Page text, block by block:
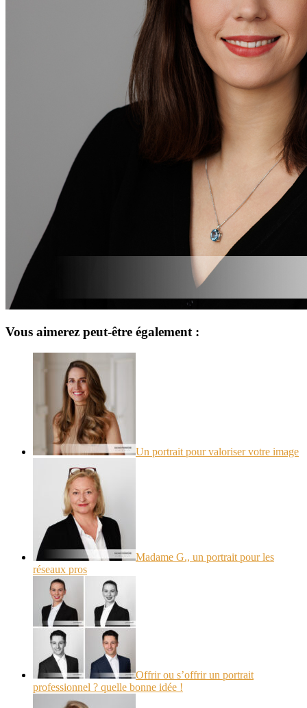
Vous aimerez peut-être également :
Un portrait pour valoriser votre image
Madame G., un portrait pour les
réseaux pros
Offrir ou s’offrir un portrait
professionnel ? quelle bonne idée !